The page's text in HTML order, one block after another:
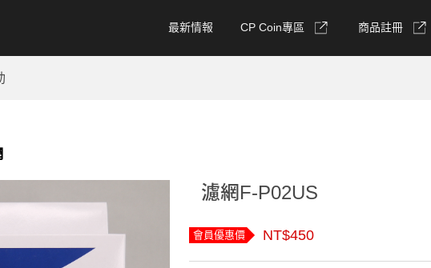
最新情報 CP Coin專區 商品註冊
濾網F-P02US
會員優惠價 NT$450